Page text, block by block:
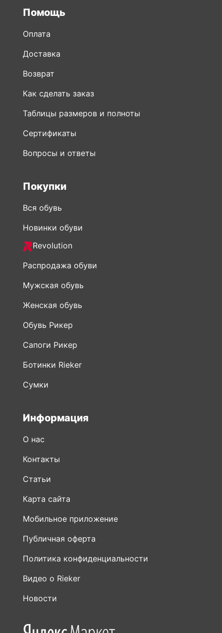
Помощь
Оплата
Доставка
Возврат
Как сделать заказ
Таблицы размеров и полноты
Сертификаты
Вопросы и ответы
Покупки
Вся обувь
Новинки обуви
Revolution
Распродажа обуви
Мужская обувь
Женская обувь
Обувь Рикер
Сапоги Рикер
Ботинки Rieker
Сумки
Информация
О нас
Контакты
Статьи
Карта сайта
Мобильное приложение
Публичная оферта
Политика конфиденциальности
Видео о Rieker
Новости